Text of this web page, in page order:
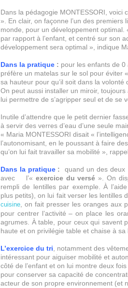
Dans la pédagogie MONTESSORI, voici
». En clair, on façonne l’un des premiers
monde, pour un développement optimal.
par rapport à l’enfant, et centré sur son
développement sera optimal », indique
Dans la pratique : pour les enfants de
préfère un matelas sur le sol pour éviter
sa hauteur pour qu’il soit dans la volonté
On peut aussi installer un miroir,
lui permettre de s’agripper seul et de se
Inutile d’attendre que le petit dernier
à servir des verres d’eau d’une seule
« Maria MONTESSORI disait «
l’autonomisant, en le poussant à faire
qu’on lui fait travailler sa mobilité »,
Dans la pratique:quand un des
avec l’« exercice du versé ». On
rempli de lentilles par exemple. À
plus petits), on lui fait verser les lentilles
cuisine , on fait presser les oranges aux
pour centrer l’activité – on place les
agrumes. À table, pour ceux qui savent
haute et on privilégie table et chaise à sa
L’exercice du tri , notamment des
intéressant pour aiguiser mobilité et
côté de l’enfant et on lui montre deux
pour conserver sa capacité de
acteur de son propre environnement (et